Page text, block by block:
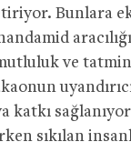
Bunlara
ve tatmin
katkı
sıkılan